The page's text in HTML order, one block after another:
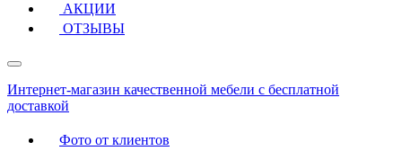
АКЦИИ
ОТЗЫВЫ
Интернет-магазин качественной мебели с бесплатной
доставкой
Фото от клиентов